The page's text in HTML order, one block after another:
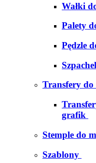
Wałki
Palety
Pędzle
Transfery do
grafik
Stemple do
Szablony